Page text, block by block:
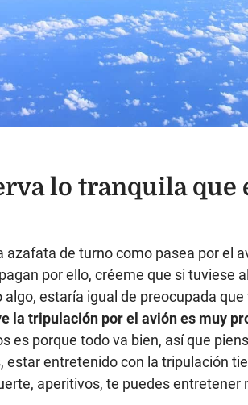
lo tranquila
azafata de turno como pasea por el
por ello, créeme que si tuviese
algo, estaría igual de preocupada que
la tripulación por el avión es muy
es porque todo va bien, así que
estar entretenido con la tripulación
aperitivos, te puedes entretener